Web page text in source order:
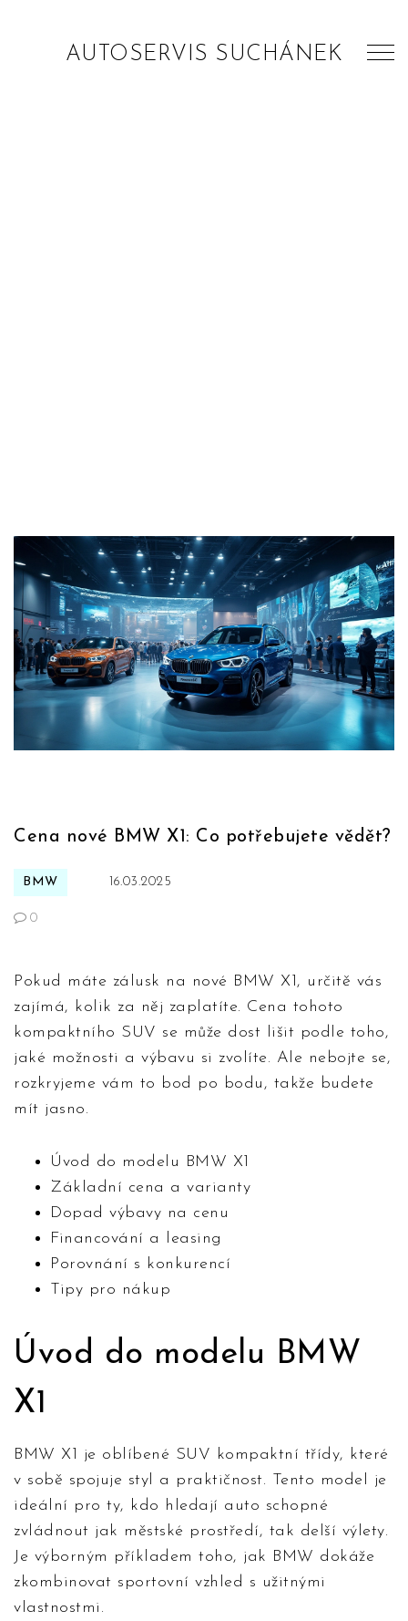
AUTOSERVIS SUCHÁNEK
Cena nové BMW X1: Co potřebujete vědět?
BMW 16.03.2025
0
Pokud máte zálusk na nové BMW X1, určitě vás
zajímá, kolik za něj zaplatíte. Cena tohoto
kompaktního SUV se může dost lišit podle toho,
jaké možnosti a výbavu si zvolíte. Ale nebojte se,
rozkryjeme vám to bod po bodu, takže budete
mít jasno.
Úvod do modelu BMW X1
Základní cena a varianty
Dopad výbavy na cenu
Financování a leasing
Porovnání s konkurencí
Tipy pro nákup
Úvod do modelu BMW
X1
BMW X1 je oblíbené SUV kompaktní třídy, které
v sobě spojuje styl a praktičnost. Tento model je
ideální pro ty, kdo hledají auto schopné
zvládnout jak městské prostředí, tak delší výlety.
Je výborným příkladem toho, jak BMW dokáže
zkombinovat sportovní vzhled s užitnými
vlastnostmi.